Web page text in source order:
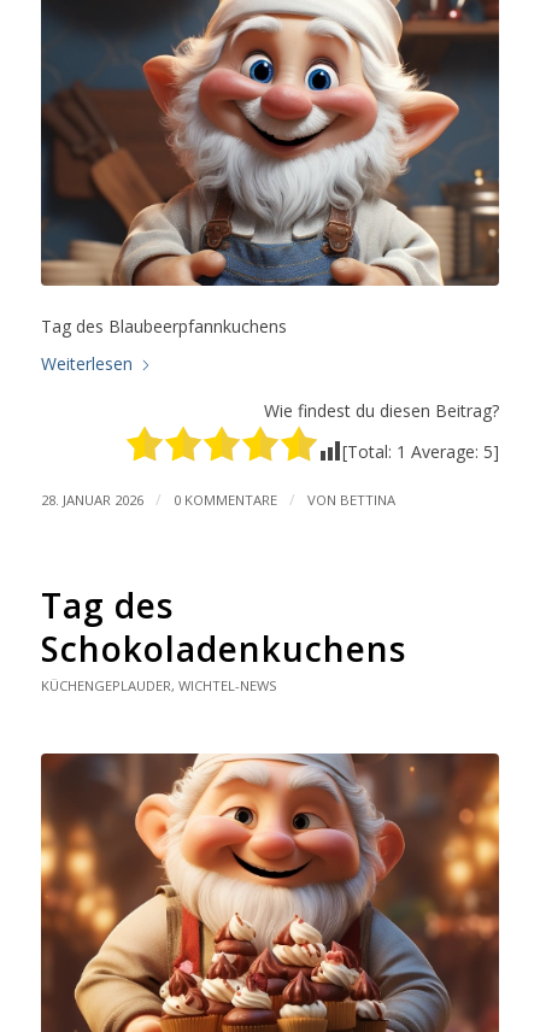
Tag des Blaubeerpfannkuchens
Weiterlesen
Wie findest du diesen Beitrag?
[Total: 1 Average: 5]
28. JANUAR 2026 / 0 KOMMENTARE / VON BETTINA
Tag des
Schokoladenkuchens
KÜCHENGEPLAUDER, WICHTEL-NEWS